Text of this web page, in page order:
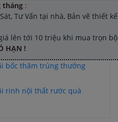
tháng :
Tư Vấn tại nhà, Bản vẽ thiết
lên tới 10 triệu khi mua trọn
HẠN !
bốc thăm trúng thưởng
rinh nội thất rước quà